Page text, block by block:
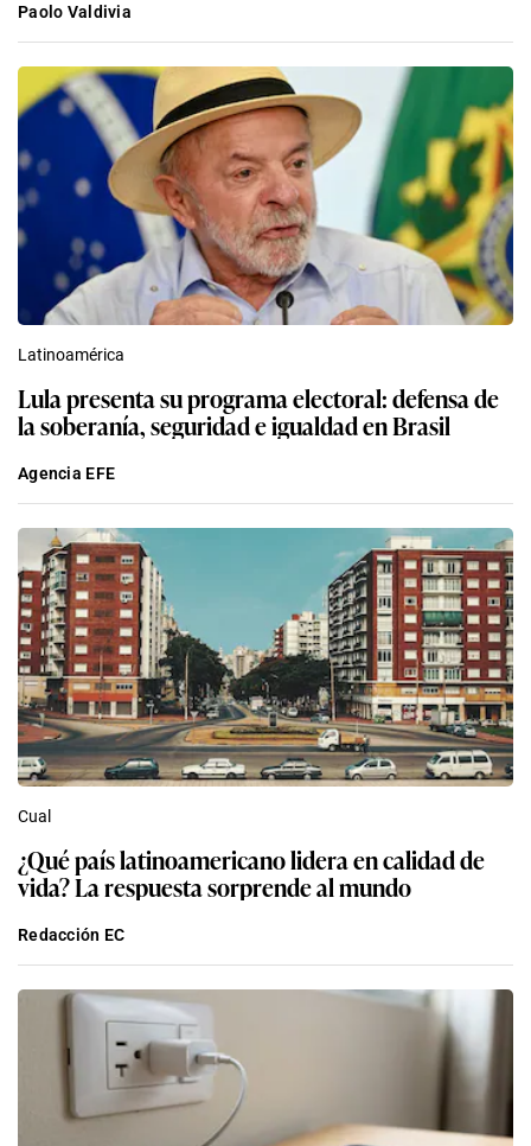
Paolo Valdivia
Latinoamérica
Lula presenta su programa electoral: defensa de
la soberanía, seguridad e igualdad en Brasil
Agencia EFE
Cual
¿Qué país latinoamericano lidera en calidad de
vida? La respuesta sorprende al mundo
Redacción EC